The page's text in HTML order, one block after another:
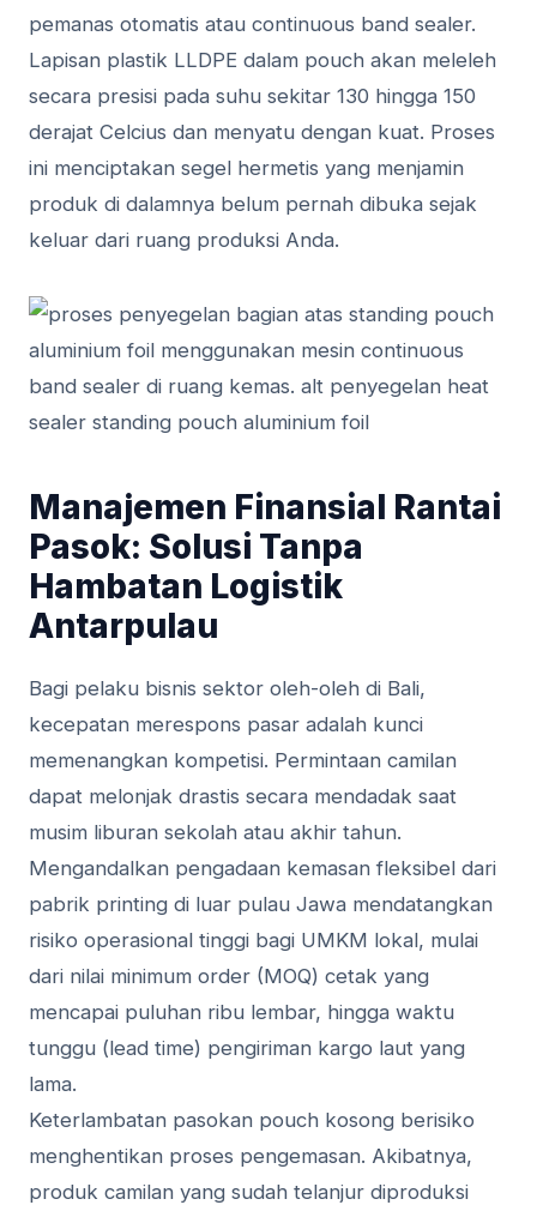
pemanas otomatis atau continuous band sealer.
Lapisan plastik LLDPE dalam pouch akan meleleh
secara presisi pada suhu sekitar 130 hingga 150
derajat Celcius dan menyatu dengan kuat. Proses
ini menciptakan segel hermetis yang menjamin
produk di dalamnya belum pernah dibuka sejak
keluar dari ruang produksi Anda.
Manajemen Finansial Rantai
Pasok: Solusi Tanpa
Hambatan Logistik
Antarpulau
Bagi pelaku bisnis sektor oleh-oleh di Bali,
kecepatan merespons pasar adalah kunci
memenangkan kompetisi. Permintaan camilan
dapat melonjak drastis secara mendadak saat
musim liburan sekolah atau akhir tahun.
Mengandalkan pengadaan kemasan fleksibel dari
pabrik printing di luar pulau Jawa mendatangkan
risiko operasional tinggi bagi UMKM lokal, mulai
dari nilai minimum order (MOQ) cetak yang
mencapai puluhan ribu lembar, hingga waktu
tunggu (lead time) pengiriman kargo laut yang
lama.
Keterlambatan pasokan pouch kosong berisiko
menghentikan proses pengemasan. Akibatnya,
produk camilan yang sudah telanjur diproduksi